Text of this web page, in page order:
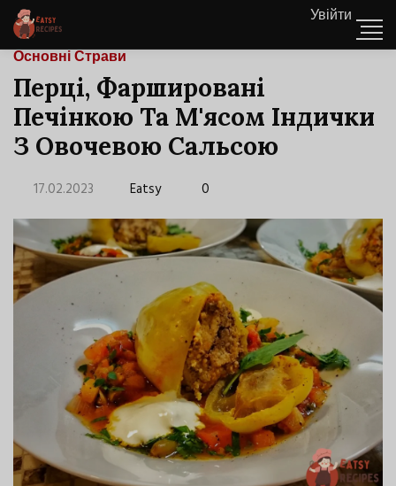
Увійти
Основні Страви
Перці, Фаршировані
Печінкою Та М'ясом Індички
З Овочевою Сальсою
17.02.2023 Eatsy 0